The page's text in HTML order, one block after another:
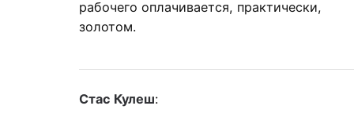
рабочего оплачивается, практически,
золотом.
Стас Кулеш: